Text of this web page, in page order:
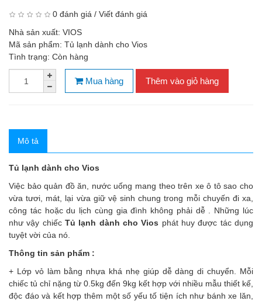
0 đánh giá / Viết đánh giá
Nhà sản xuất: VIOS
Mã sản phẩm: Tủ lạnh dành cho Vios
Tình trạng: Còn hàng
Mua hàng Thêm vào giỏ hàng
Mô tả
Tủ lạnh dành cho Vios
Việc bảo quản đồ ăn, nước uống mang theo trên xe ô tô sao cho
vừa tươi, mát, lại vừa giữ vệ sinh chung trong mỗi chuyến đi xa,
công tác hoặc du lịch cùng gia đình không phải dễ . Những lúc
như vậy chiếc Tủ lạnh dành cho Vios phát huy được tác dụng
tuyệt vời của nó.
Thông tin sản phẩm :
+ Lớp vỏ làm bằng nhựa khá nhẹ giúp dễ dàng di chuyển. Mỗi
chiếc tủ chỉ nặng từ 0.5kg đến 9kg kết hợp với nhiều mẫu thiết kế,
độc đáo và kết hợp thêm một số yếu tố tiện ích như bánh xe lăn,